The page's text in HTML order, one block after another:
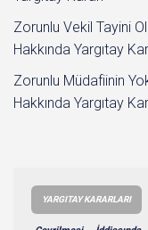
Zorunlu Vekil Tayini
Hakkında Yargıtay
Zorunlu Müdafiinin
Hakkında Yargıtay
YARGITAY KARARLARI